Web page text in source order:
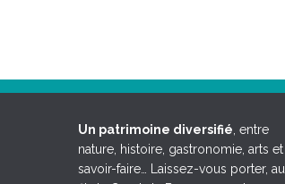
Un patrimoine diversifié , entre
nature, histoire, gastronomie, arts et
savoir-faire… Laissez-vous porter, au